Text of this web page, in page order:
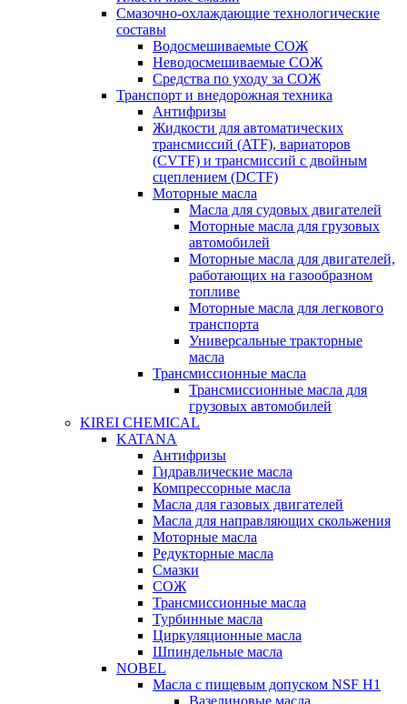
Смазочно-охлаждающие технологические
составы
Водосмешиваемые СОЖ
Неводосмешиваемые СОЖ
Средства по уходу за СОЖ
Транспорт и внедорожная техника
Антифризы
Жидкости для автоматических
трансмиссий (ATF), вариаторов
(CVTF) и трансмиссий с двойным
сцеплением (DCTF)
Моторные масла
Масла для судовых двигателей
Моторные масла для грузовых
автомобилей
Моторные масла для двигателей,
работающих на газообразном
топливе
Моторные масла для легкового
транспорта
Универсальные тракторные
масла
Трансмиссионные масла
Трансмиссионные масла для
грузовых автомобилей
KIREI CHEMICAL
KATANA
Антифризы
Гидравлические масла
Компрессорные масла
Масла для газовых двигателей
Масла для направляющих скольжения
Моторные масла
Редукторные масла
Смазки
СОЖ
Трансмиссионные масла
Турбинные масла
Циркуляционные масла
Шпиндельные масла
NOBEL
Масла с пищевым допуском NSF H1
Вазелиновые масла